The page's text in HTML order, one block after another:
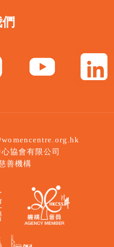
協會有限公司
善機構